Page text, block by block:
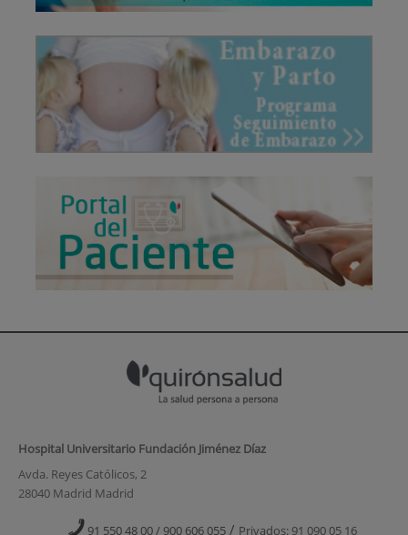
Hospital Universitario Fundación Jiménez Díaz
Avda. Reyes Católicos, 2
28040 Madrid Madrid
91 550 48 00 / 900 606 055 / Privados: 91 090 05 16